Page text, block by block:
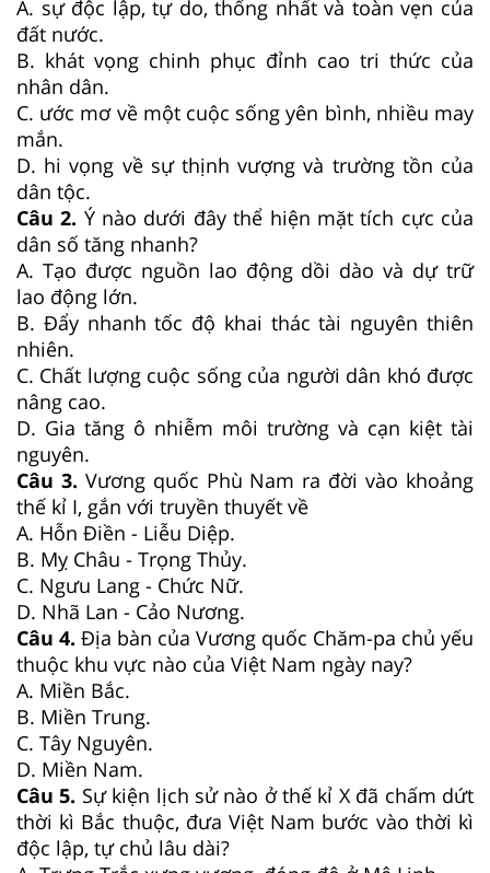
A. sự độc lập, tự do, thống nhất và toàn vẹn của
đất nước.
B. khát vọng chinh phục đỉnh cao tri thức của
nhân dân.
C. ước mơ về một cuộc sống yên bình, nhiều may
mắn.
D. hi vọng về sự thịnh vượng và trường tồn của
dân tộc.
Câu 2. Ý nào dưới đây thể hiện mặt tích cực của
dân số tăng nhanh?
A. Tạo được nguồn lao động dồi dào và dự trữ
lao động lớn.
B. Đẩy nhanh tốc độ khai thác tài nguyên thiên
nhiên.
C. Chất lượng cuộc sống của người dân khó được
nâng cao.
D. Gia tăng ô nhiễm môi trường và cạn kiệt tài
nguyên.
Câu 3. Vương quốc Phù Nam ra đời vào khoảng
thế kỉ I, gắn với truyền thuyết về
A. Hỗn Điền - Liễu Diệp.
B. Mỵ Châu - Trọng Thủy.
C. Ngưu Lang - Chức Nữ.
D. Nhã Lan - Cảo Nương.
Câu 4. Địa bàn của Vương quốc Chăm-pa chủ yếu
thuộc khu vực nào của Việt Nam ngày nay?
A. Miền Bắc.
B. Miền Trung.
C. Tây Nguyên.
D. Miền Nam.
Câu 5. Sự kiện lịch sử nào ở thế kỉ X đã chấm dứt
thời kì Bắc thuộc, đưa Việt Nam bước vào thời kì
độc lập, tự chủ lâu dài?